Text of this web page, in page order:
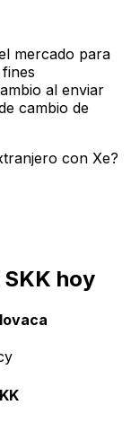
mercado para
al enviar
cambio de
con Xe?
hoy